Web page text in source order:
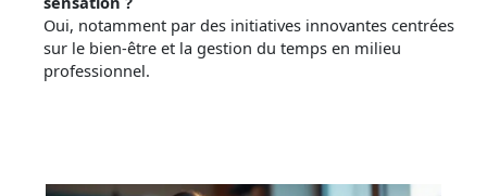
Oui, notamment par des initiatives innovantes centrées
sur le bien-être et la gestion du temps en milieu
professionnel.